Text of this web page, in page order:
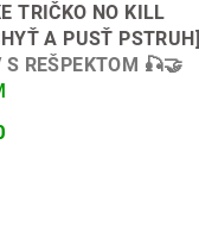
TRIČKO NO KILL
A PUSŤ PSTRUH]
S REŠPEKTOM 🎣🤝